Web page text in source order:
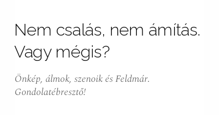
Nem csalás, nem ámítás.
Vagy mégis?
Önkép, álmok, szenoik és Feldmár.
Gondolatébresztő!